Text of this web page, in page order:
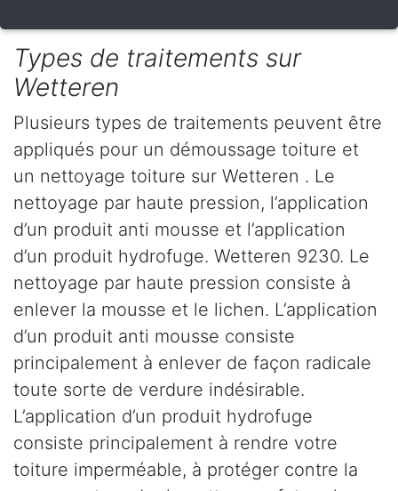
Types de traitements sur
Wetteren
Plusieurs types de traitements peuvent être
appliqués pour un démoussage toiture et
un nettoyage toiture sur Wetteren . Le
nettoyage par haute pression, l’application
d’un produit anti mousse et l’application
d’un produit hydrofuge. Wetteren 9230. Le
nettoyage par haute pression consiste à
enlever la mousse et le lichen. L’application
d’un produit anti mousse consiste
principalement à enlever de façon radicale
toute sorte de verdure indésirable.
L’application d’un produit hydrofuge
consiste principalement à rendre votre
toiture imperméable, à protéger contre la